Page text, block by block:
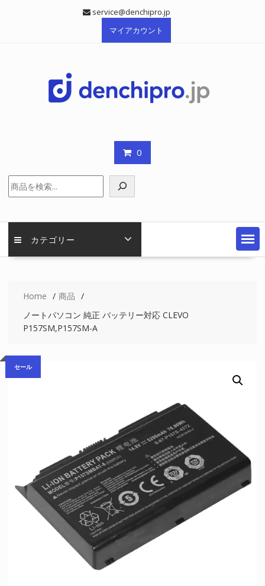
service@denchipro.jp
マイアカウント
0
索
カテゴリー
Home
商品
ノートパソコン 純正 バッテリー対応 CLEVO
P157SM,P157SM-A
セール